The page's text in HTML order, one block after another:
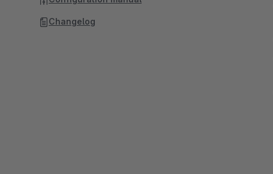
Changelog